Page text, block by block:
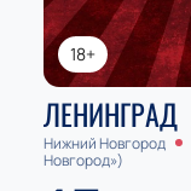
18+
ЛЕНИНГРАД
Нижний Новгород
Новгород»)